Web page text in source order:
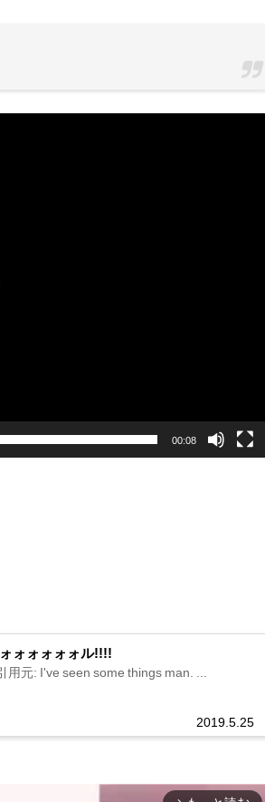
00:08
ォォォォォル!!!!
2019.5.25
元: I've seen some things man. ...